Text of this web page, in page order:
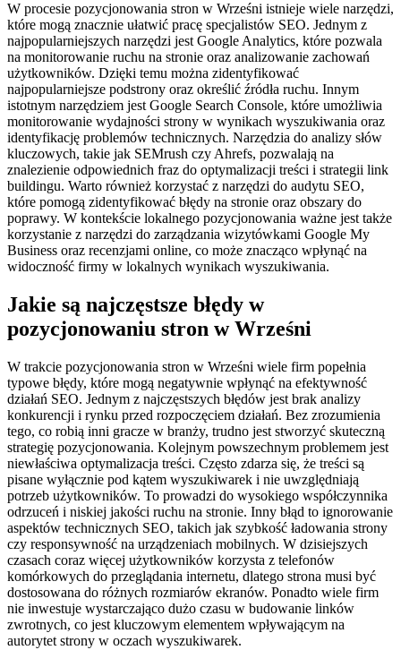
W procesie pozycjonowania stron w Wrześni istnieje wiele narzędzi,
które mogą znacznie ułatwić pracę specjalistów SEO. Jednym z
najpopularniejszych narzędzi jest Google Analytics, które pozwala
na monitorowanie ruchu na stronie oraz analizowanie zachowań
użytkowników. Dzięki temu można zidentyfikować
najpopularniejsze podstrony oraz określić źródła ruchu. Innym
istotnym narzędziem jest Google Search Console, które umożliwia
monitorowanie wydajności strony w wynikach wyszukiwania oraz
identyfikację problemów technicznych. Narzędzia do analizy słów
kluczowych, takie jak SEMrush czy Ahrefs, pozwalają na
znalezienie odpowiednich fraz do optymalizacji treści i strategii link
buildingu. Warto również korzystać z narzędzi do audytu SEO,
które pomogą zidentyfikować błędy na stronie oraz obszary do
poprawy. W kontekście lokalnego pozycjonowania ważne jest także
korzystanie z narzędzi do zarządzania wizytówkami Google My
Business oraz recenzjami online, co może znacząco wpłynąć na
widoczność firmy w lokalnych wynikach wyszukiwania.
Jakie są najczęstsze błędy w
pozycjonowaniu stron w Wrześni
W trakcie pozycjonowania stron w Wrześni wiele firm popełnia
typowe błędy, które mogą negatywnie wpłynąć na efektywność
działań SEO. Jednym z najczęstszych błędów jest brak analizy
konkurencji i rynku przed rozpoczęciem działań. Bez zrozumienia
tego, co robią inni gracze w branży, trudno jest stworzyć skuteczną
strategię pozycjonowania. Kolejnym powszechnym problemem jest
niewłaściwa optymalizacja treści. Często zdarza się, że treści są
pisane wyłącznie pod kątem wyszukiwarek i nie uwzględniają
potrzeb użytkowników. To prowadzi do wysokiego współczynnika
odrzuceń i niskiej jakości ruchu na stronie. Inny błąd to ignorowanie
aspektów technicznych SEO, takich jak szybkość ładowania strony
czy responsywność na urządzeniach mobilnych. W dzisiejszych
czasach coraz więcej użytkowników korzysta z telefonów
komórkowych do przeglądania internetu, dlatego strona musi być
dostosowana do różnych rozmiarów ekranów. Ponadto wiele firm
nie inwestuje wystarczająco dużo czasu w budowanie linków
zwrotnych, co jest kluczowym elementem wpływającym na
autorytet strony w oczach wyszukiwarek.